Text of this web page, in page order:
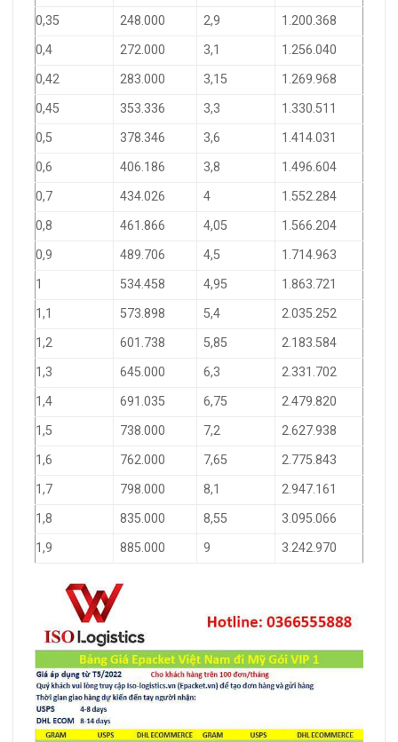
0,35
248.000 2,9
1.200.368
0,4
272.000 3,1
1.256.040
0,42
283.000 3,15
1.269.968
0,45
353.336 3,3
1.330.511
0,5
378.346 3,6
1.414.031
0,6
406.186 3,8
1.496.604
0,7
434.026 4
1.552.284
0,8
461.866 4,05
1.566.204
0,9
489.706 4,5
1.714.963
1
534.458 4,95
1.863.721
1,1
573.898 5,4
2.035.252
1,2
601.738 5,85
2.183.584
1,3
645.000 6,3
2.331.702
1,4
691.035 6,75
2.479.820
1,5
738.000 7,2
2.627.938
1,6
762.000 7,65
2.775.843
1,7
798.000 8,1
2.947.161
1,8
835.000 8,55
3.095.066
1,9
885.000 9 3.242.970